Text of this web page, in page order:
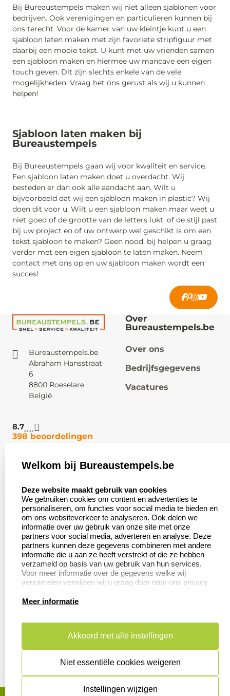
Bij Bureaustempels maken wij niet alleen sjablonen voor
bedrijven. Ook verenigingen en particulieren kunnen bij
ons terecht. Voor de kamer van uw kleintje kunt u een
sjabloon laten maken met zijn favoriete stripfiguur met
daarbij een mooie tekst. U kunt met uw vrienden samen
een sjabloon maken en hiermee uw mancave een eigen
touch geven. Dit zijn slechts enkele van de vele
mogelijkheden. Vraag het ons gerust als wij u kunnen
helpen!
Sjabloon laten maken bij
Bureaustempels
Bij Bureaustempels gaan wij voor kwaliteit en service.
Een sjabloon laten maken doet u overdacht. Wij
besteden er dan ook alle aandacht aan. Wilt u
bijvoorbeeld dat wij een sjabloon maken in plastic? Wij
doen dit voor u. Wilt u een sjabloon maken maar weet u
niet goed of de grootte van de letters lukt, of de stijl past
bij uw project en of uw ontwerp wel geschikt is om een
tekst sjabloon te maken? Geen nood, bij helpen u graag
verder met een eigen sjabloon te laten maken. Neem
contact met ons op en uw sjabloon maken wordt een
succes!
Bureaustempels.be
Abraham Hansstraat
6
8800 Roeselare
België
8.7
398 beoordelingen
Over
Bureaustempels.be
Over ons
Bedrijfsgegevens
Vacatures
Klantenservice:
Contact
Veel gestelde vragen
Retourneren
Herroepingsrecht
Zakelijk:
Aanvraag op maat
Wederverkoper
worden
Betaling &
Verzending
Productinformatie:
Aanleverspecificaties
Instructie voor
Safety Sheets
Sitemap
algemene voorwaarden
disclaimer
Welkom bij Bureaustempels.be
Deze website maakt gebruik van cookies
We gebruiken cookies om content en advertenties te
personaliseren, om functies voor social media te bieden en
om ons websiteverkeer te analyseren. Ook delen we
informatie over uw gebruik van onze site met onze
partners voor social media, adverteren en analyse. Deze
partners kunnen deze gegevens combineren met andere
informatie die u aan ze heeft verstrekt of die ze hebben
verzameld op basis van uw gebruik van hun services.
Voor meer informatie over de gegevens welke wij
verzamelen verwijzen wij u graag door naar ons privacy
Meer informatie
Akkoord met alle instellingen
Niet essentiële cookies weigeren
Instellingen wijzigen